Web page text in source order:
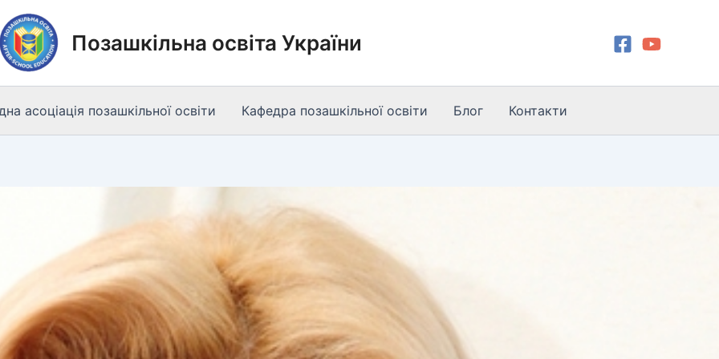
Позашкільна освіта України
асоціація позашкільної освіти Кафедра позашкільної освіти Блог Контакти